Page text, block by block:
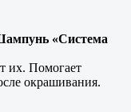
«Система
их. Помогает
окрашивания.